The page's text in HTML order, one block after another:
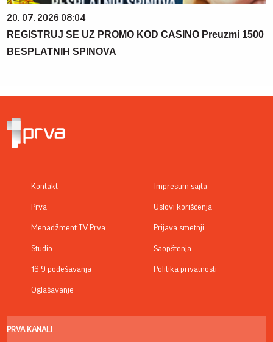
20. 07. 2026 08:04
REGISTRUJ SE UZ PROMO KOD CASINO Preuzmi 1500
BESPLATNIH SPINOVA
Kontakt
Prva
Menadžment TV Prva
Studio
16:9 podešavanja
Oglašavanje
Impresum sajta
Uslovi korišćenja
Prijava smetnji
Saopštenja
Politika privatnosti
PRVA KANALI